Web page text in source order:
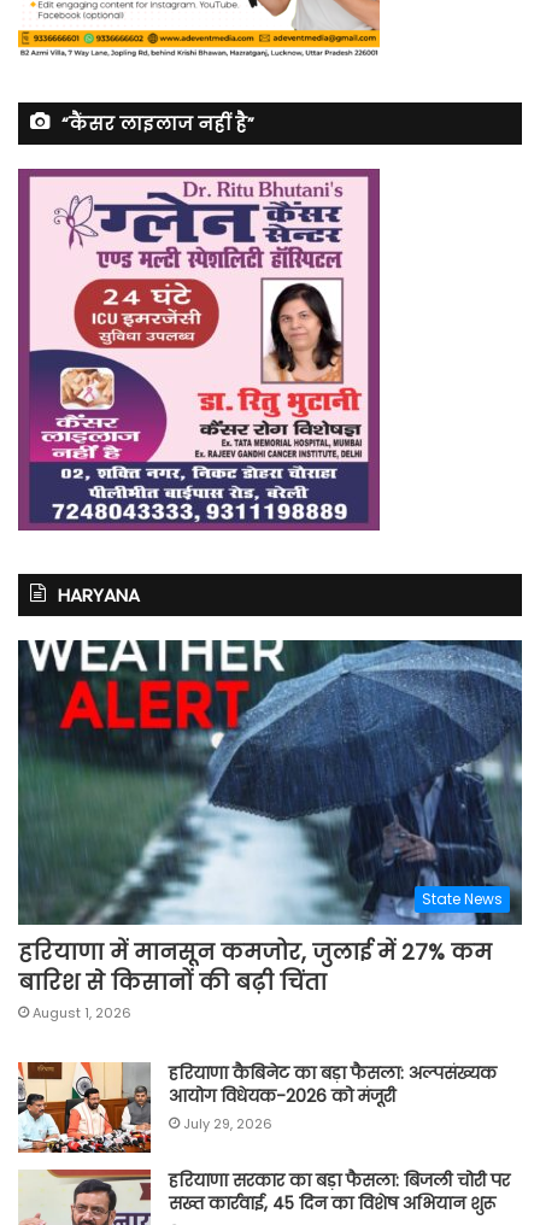
“कैंसर लाइलाज नहीं है”
HARYANA
State News
हरियाणा में मानसून कमजोर, जुलाई में 27% कम
बारिश से किसानों की बढ़ी चिंता
August 1, 2026
हरियाणा कैबिनेट का बड़ा फैसला: अल्पसंख्यक
आयोग विधेयक-2026 को मंजूरी
July 29, 2026
हरियाणा सरकार का बड़ा फैसला: बिजली चोरी पर
सख्त कार्रवाई, 45 दिन का विशेष अभियान शुरू